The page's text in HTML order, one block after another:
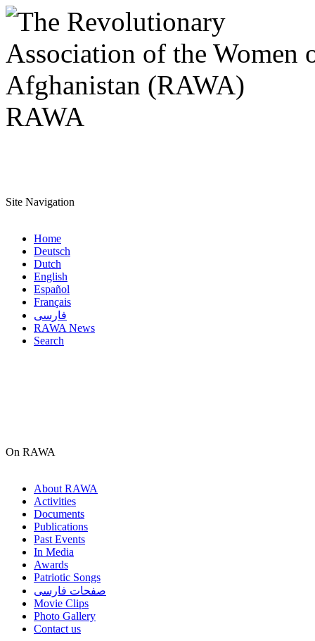
RAWA
Site Navigation
Home
Deutsch
Dutch
English
Español
Français
فارسی
RAWA News
Search
On RAWA
About RAWA
Activities
Documents
Publications
Past Events
In Media
Awards
Patriotic Songs
صفحات فارسی
Movie Clips
Photo Gallery
Contact us